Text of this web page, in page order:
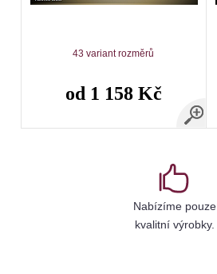
43 variant rozměrů
od 1 158 Kč
Nabízíme pouze
kvalitní výrobky.